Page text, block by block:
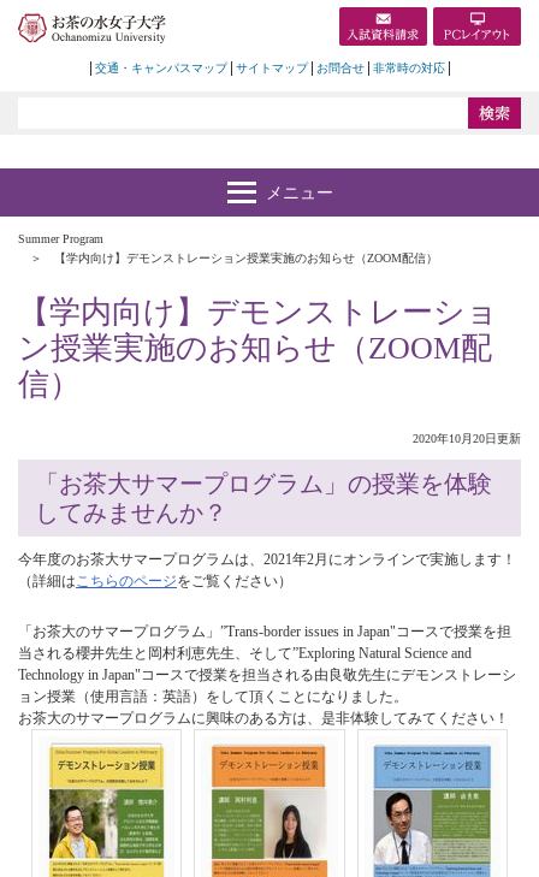
交通・キャンパスマップ サイトマップ お問合せ 非常時の対応
Summer Program
【学内向け】デモンストレーション授業実施のお知らせ（ZOOM配信）
【学内向け】デモンストレーショ
ン授業実施のお知らせ（ZOOM配
信）
2020年10月20日更新
「お茶大サマープログラム」の授業を体験
してみませんか？
今年度のお茶大サマープログラムは、2021年2月にオンラインで実施します！
（詳細はこちらのページをご覧ください）
「お茶大のサマープログラム」”Trans-border issues in Japan"コースで授業を担
当される櫻井先生と岡村利恵先生、そして”Exploring Natural Science and
Technology in Japan"コースで授業を担当される由良敬先生にデモンストレーシ
ョン授業（使用言語：英語）をして頂くことになりました。
お茶大のサマープログラムに興味のある方は、是非体験してみてください！